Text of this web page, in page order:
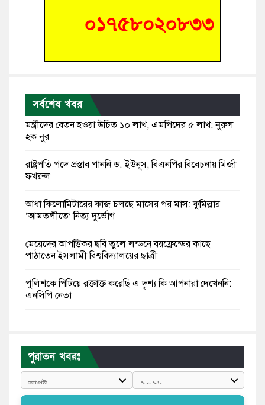
সর্বশেষ খবর
মন্ত্রীদের বেতন হওয়া উচিত ১০ লাখ, এমপিদের ৫ লাখ: নুরুল
হক নুর
রাষ্ট্রপতি পদে প্রস্তাব পাননি ড. ইউনূস, বিএনপির বিবেচনায় মির্জা
ফখরুল
আধা কিলোমিটারের কাজ চলছে মাসের পর মাস: কুমিল্লার
‘আমতলীতে’ নিত্য দুর্ভোগ
মেয়েদের আপত্তিকর ছবি তুলে লন্ডনে বয়ফ্রেন্ডের কাছে
পাঠাতেন ইসলামী বিশ্ববিদ্যালয়ের ছাত্রী
পুলিশকে পিটিয়ে রক্তাক্ত করেছি এ দৃশ্য কি আপনারা দেখেননি:
এনসিপি নেতা
বাংলাদেশী কর্মীদের আকামা নিয়ে বড় সুখবর দিলো সৌদি
সরকার
ভারতের পূর্ব সীমান্তে এখন ‘আরেকটি পাকিস্তান’ গড়ে উঠেছে:
পুরাতন খবরঃ